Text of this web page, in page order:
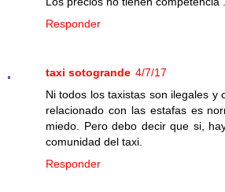
Responder
taxi sotogrande 4/7/17
Ni todos los taxistas son ilegales y
relacionado con las estafas es
miedo. Pero debo decir que si,
comunidad del taxi.
Responder